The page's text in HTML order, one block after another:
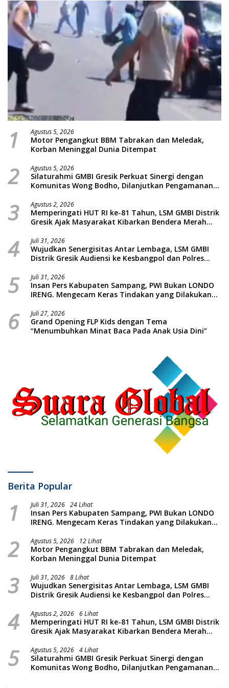
1 Agustus 5, 2026
Motor Pengangkut BBM Tabrakan dan Meledak,
Korban Meninggal Dunia Ditempat
2 Agustus 5, 2026
Silaturahmi GMBI Gresik Perkuat Sinergi dengan
Komunitas Wong Bodho, Dilanjutkan Pengamanan
Massal dan Santunan Anak Yatim
3 Agustus 2, 2026
Memperingati HUT RI ke-81 Tahun, LSM GMBI Distrik
Gresik Ajak Masyarakat Kibarkan Bendera Merah
4 Juli 31, 2026
Wujudkan Senergisitas Antar Lembaga, LSM GMBI
Distrik Gresik Audiensi ke Kesbangpol dan Polres
Piatu
5 Juli 31, 2026
Insan Pers Kabupaten Sampang, PWI Bukan LONDO
IRENG. Mengecam Keras Tindakan yang Dilakukan
6 Juli 27, 2026
Grand Opening FLP Kids dengan Tema
“Menumbuhkan Minat Baca Pada Anak Usia Dini”
Berita Popular
1 Juli 31, 2026 24 Lihat
Insan Pers Kabupaten Sampang, PWI Bukan LONDO
IRENG. Mengecam Keras Tindakan yang Dilakukan
2 Agustus 5, 2026 12 Lihat
Motor Pengangkut BBM Tabrakan dan Meledak,
Korban Meninggal Dunia Ditempat
3 Juli 31, 2026 8 Lihat
Wujudkan Senergisitas Antar Lembaga, LSM GMBI
Distrik Gresik Audiensi ke Kesbangpol dan Polres
Piatu
4 Agustus 2, 2026 6 Lihat
Memperingati HUT RI ke-81 Tahun, LSM GMBI Distrik
Gresik Ajak Masyarakat Kibarkan Bendera Merah
5 Agustus 5, 2026 4 Lihat
Silaturahmi GMBI Gresik Perkuat Sinergi dengan
Komunitas Wong Bodho, Dilanjutkan Pengamanan